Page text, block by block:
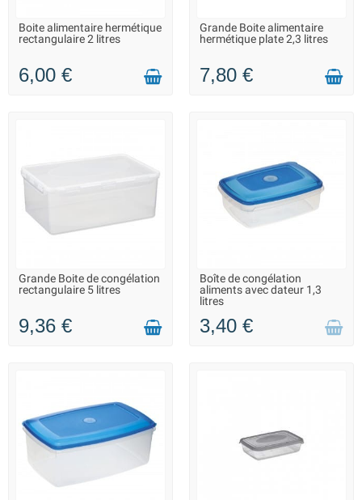
LIVRAISON 2 À 3 JOURS
Boite alimentaire hermétique
rectangulaire 2 litres
6,00 €
LIVRAISON 2 À 3 JOURS
Grande Boite alimentaire
hermétique plate 2,3 litres
7,80 €
LIVRAISON 2 À 3 JOURS
Grande Boite de congélation
rectangulaire 5 litres
9,36 €
INDISPONIBLE - DÉLAI
INCONNU
Boîte de congélation
aliments avec dateur 1,3
litres
3,40 €